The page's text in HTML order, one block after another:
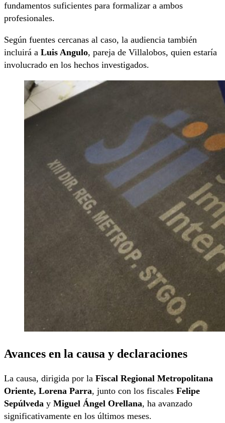
fundamentos suficientes para formalizar a ambos
profesionales.
Según fuentes cercanas al caso, la audiencia también
incluirá a Luis Angulo, pareja de Villalobos, quien estaría
involucrado en los hechos investigados.
Avances en la causa y declaraciones
La causa, dirigida por la Fiscal Regional Metropolitana
Oriente, Lorena Parra, junto con los fiscales Felipe
Sepúlveda y Miguel Ángel Orellana, ha avanzado
significativamente en los últimos meses.